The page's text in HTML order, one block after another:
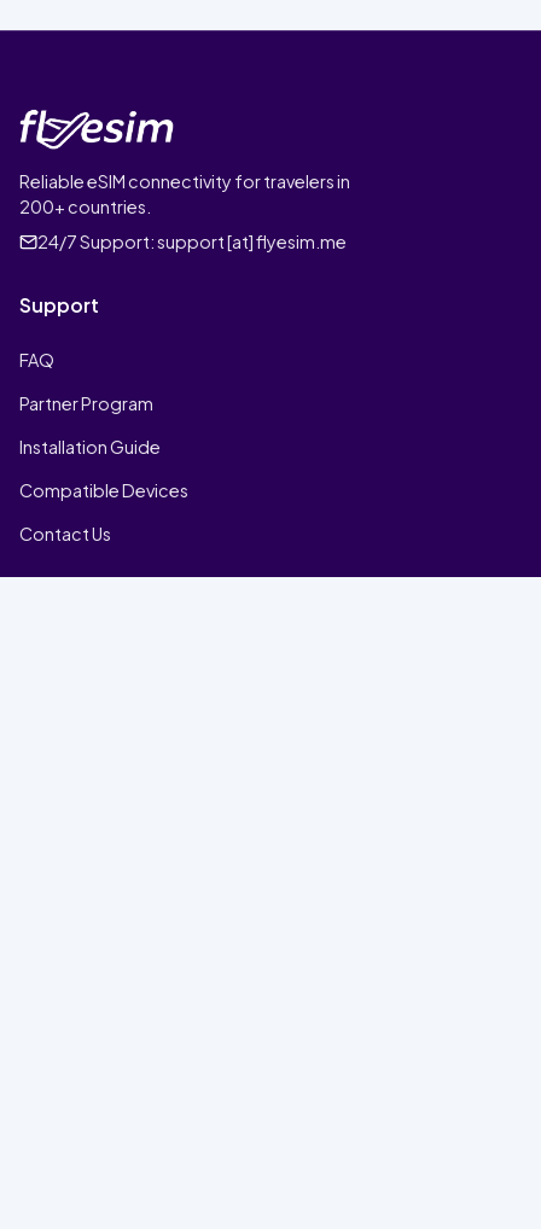
Reliable eSIM connectivity for travelers in
200+ countries.
24/7 Support:support [at] flyesim.me
Support
FAQ
Partner Program
Installation Guide
Compatible Devices
Contact Us